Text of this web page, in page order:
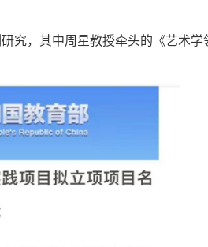
究，其中周星教授牵头的《艺术学